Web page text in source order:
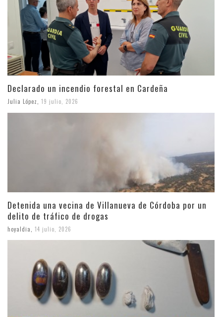
Declarado un incendio forestal en Cardeña
Julia López 19 julio, 2026
Detenida una vecina de Villanueva de Córdoba por un
delito de tráfico de drogas
hoyaldia 14 julio, 2026